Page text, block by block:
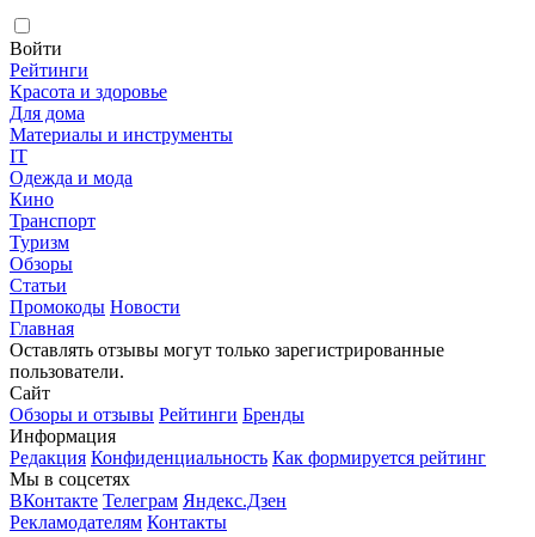
Войти
Рейтинги
Красота и здоровье
Для дома
Материалы и инструменты
IT
Одежда и мода
Кино
Транспорт
Туризм
Обзоры
Статьи
Промокоды Новости
Главная
Оставлять отзывы могут только зарегистрированные
пользователи.
Сайт
Обзоры и отзывы Рейтинги Бренды
Информация
Редакция Конфиденциальность Как формируется рейтинг
Мы в соцсетях
ВКонтакте Телеграм Яндекс.Дзен
Рекламодателям Контакты